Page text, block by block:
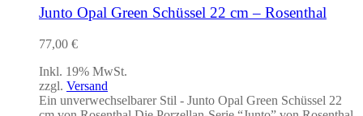
Junto Opal Green Schüssel 22 cm – Rosenthal
77,00 €
Inkl. 19% MwSt.
zzgl. Versand
Ein unverwechselbarer Stil - Junto Opal Green Schüssel 22